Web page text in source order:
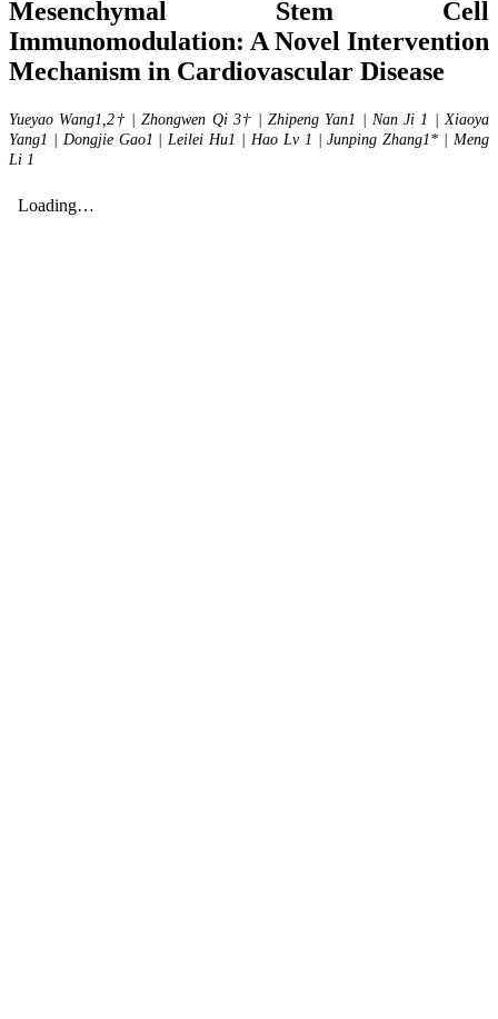
Mesenchymal Stem Cell
Immunomodulation: A Novel Intervention
Mechanism in Cardiovascular Disease
Yueyao Wang1,2† | Zhongwen Qi 3† | Zhipeng Yan1 | Nan Ji 1 | Xiaoya
Yang1 | Dongjie Gao1 | Leilei Hu1 | Hao Lv 1 | Junping Zhang1* | Meng
Li 1